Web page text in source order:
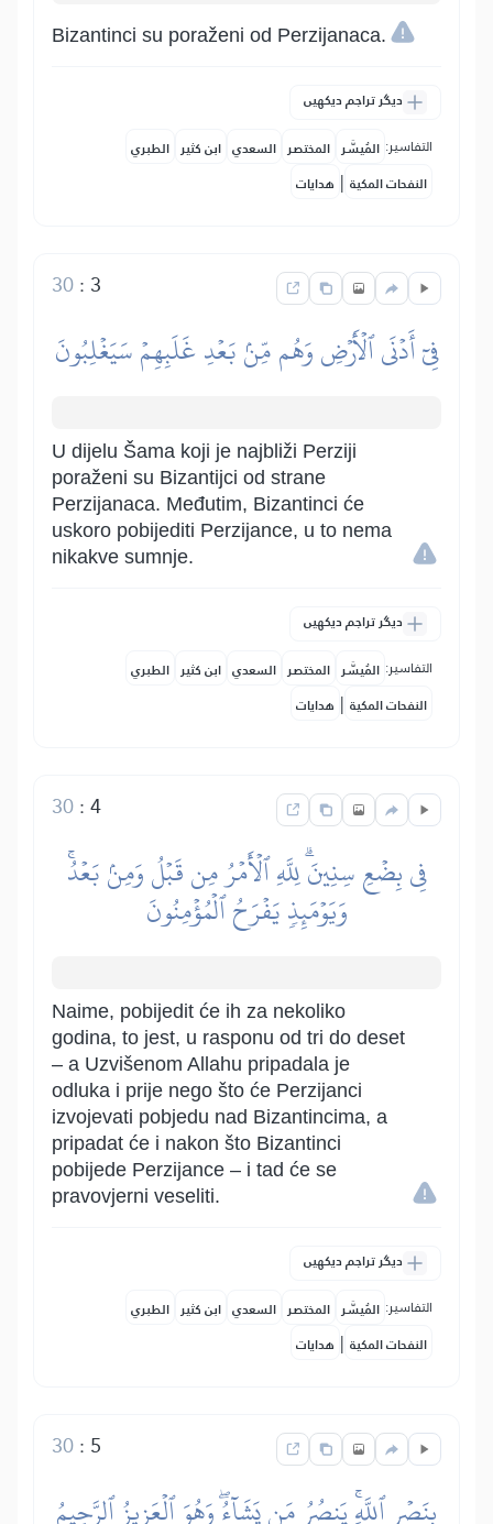
Bizantinci su poraženi od Perzijanaca.
دیگر تراجم دیکھیں
التفاسير: المُيسَّر المختصر السعدي ابن كثير الطبري
النفحات المكية | هدايات
3
:
30
فِيٓ أَدۡنَى ٱلۡأَرۡضِ وَهُم مِّنۢ بَعۡدِ غَلَبِهِمۡ سَيَغۡلِبُونَ
U dijelu Šama koji je najbliži Perziji
poraženi su Bizantijci od strane
Perzijanaca. Međutim, Bizantinci će
uskoro pobijediti Perzijance, u to nema
nikakve sumnje.
دیگر تراجم دیکھیں
التفاسير: المُيسَّر المختصر السعدي ابن كثير الطبري
النفحات المكية | هدايات
4
:
30
فِي بِضۡعِ سِنِينَۗ لِلَّهِ ٱلۡأَمۡرُ مِن قَبۡلُ وَمِنۢ بَعۡدُۚ
وَيَوۡمَئِذٖ يَفۡرَحُ ٱلۡمُؤۡمِنُونَ
Naime, pobijedit će ih za nekoliko
godina, to jest, u rasponu od tri do deset
– a Uzvišenom Allahu pripadala je
odluka i prije nego što će Perzijanci
izvojevati pobjedu nad Bizantincima, a
pripadat će i nakon što Bizantinci
pobijede Perzijance – i tad će se
pravovjerni veseliti.
دیگر تراجم دیکھیں
التفاسير: المُيسَّر المختصر السعدي ابن كثير الطبري
النفحات المكية | هدايات
5
:
30
بِنَصۡرِ ٱللَّهِۚ يَنصُرُ مَن يَشَآءُۖ وَهُوَ ٱلۡعَزِيزُ ٱلرَّحِيمُ